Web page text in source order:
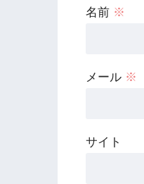
名前 ※
メール ※
サイト